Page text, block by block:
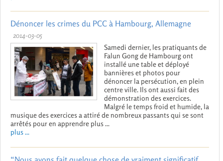
Dénoncer les crimes du PCC à Hambourg, Allemagne
2014-03-05
Samedi dernier, les pratiquants de
Falun Gong de Hambourg ont
installé une table et déployé
bannières et photos pour
dénoncer la persécution, en plein
centre ville. Ils ont aussi fait des
démonstration des exercices.
Malgré le temps froid et humide, la
musique des exercices a attiré de nombreux passants qui se sont
arrêtés pour en apprendre plus ...
plus ...